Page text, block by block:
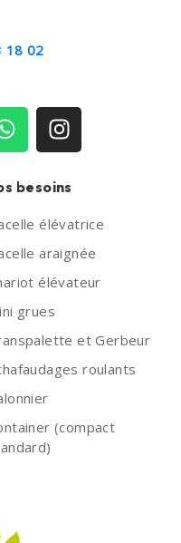
18 02
besoins
élévatrice
araignée
élévateur
grues
et Gerbeur
roulants
(compact